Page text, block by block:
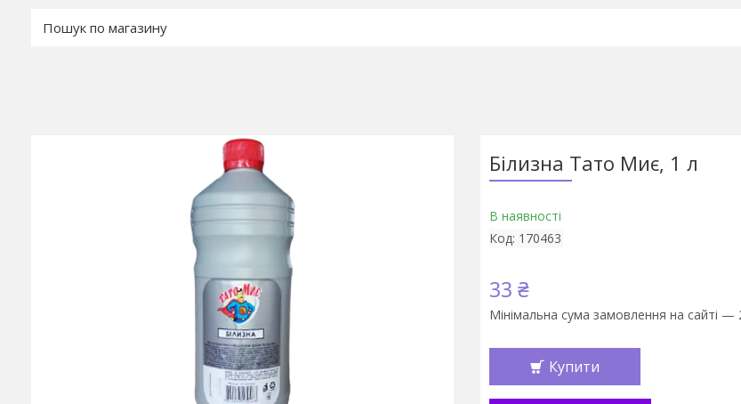
Білизна Тато Миє, 1 л
В наявності
Код: 170463
33 ₴
Мінімальна сума замовлення на сайті —
Купити